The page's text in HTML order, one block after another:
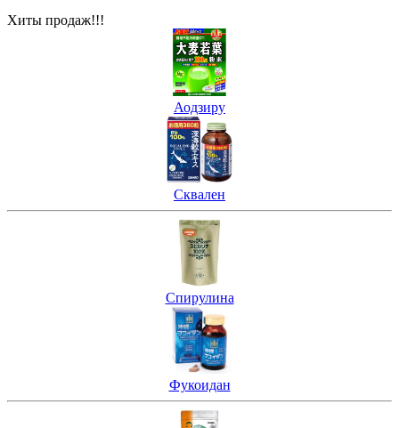
Хиты продаж!!!
Аодзиру
Сквален
Спирулина
Фукоидан